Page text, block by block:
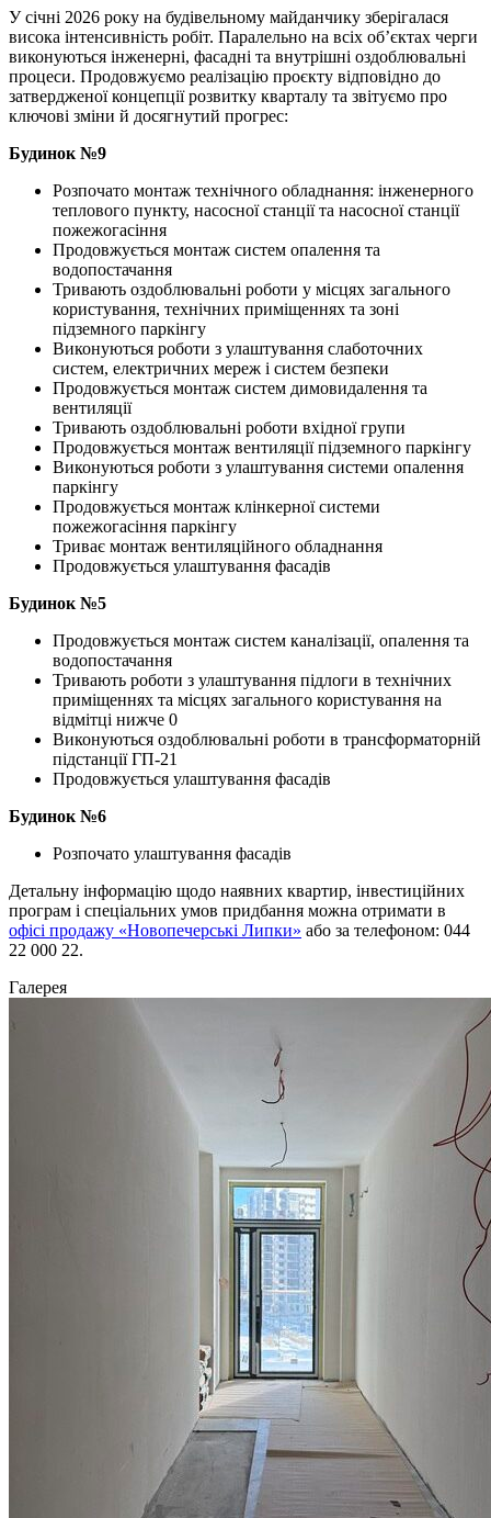
У січні 2026 року на будівельному майданчику зберігалася
висока інтенсивність робіт. Паралельно на всіх об’єктах черги
виконуються інженерні, фасадні та внутрішні оздоблювальні
процеси. Продовжуємо реалізацію проєкту відповідно до
затвердженої концепції розвитку кварталу та звітуємо про
ключові зміни й досягнутий прогрес:
Будинок №9
Розпочато монтаж технічного обладнання: інженерного
теплового пункту, насосної станції та насосної станції
пожежогасіння
Продовжується монтаж систем опалення та
водопостачання
Тривають оздоблювальні роботи у місцях загального
користування, технічних приміщеннях та зоні
підземного паркінгу
Виконуються роботи з улаштування слаботочних
систем, електричних мереж і систем безпеки
Продовжується монтаж систем димовидалення та
вентиляції
Тривають оздоблювальні роботи вхідної групи
Продовжується монтаж вентиляції підземного паркінгу
Виконуються роботи з улаштування системи опалення
паркінгу
Продовжується монтаж клінкерної системи
пожежогасіння паркінгу
Триває монтаж вентиляційного обладнання
Продовжується улаштування фасадів
Будинок №5
Продовжується монтаж систем каналізації, опалення та
водопостачання
Тривають роботи з улаштування підлоги в технічних
приміщеннях та місцях загального користування на
відмітці нижче 0
Виконуються оздоблювальні роботи в трансформаторній
підстанції ГП-21
Продовжується улаштування фасадів
Будинок №6
Розпочато улаштування фасадів
Детальну інформацію щодо наявних квартир, інвестиційних
програм і спеціальних умов придбання можна отримати в
офісі продажу «Новопечерські Липки» або за телефоном: 044
22 000 22.
Галерея